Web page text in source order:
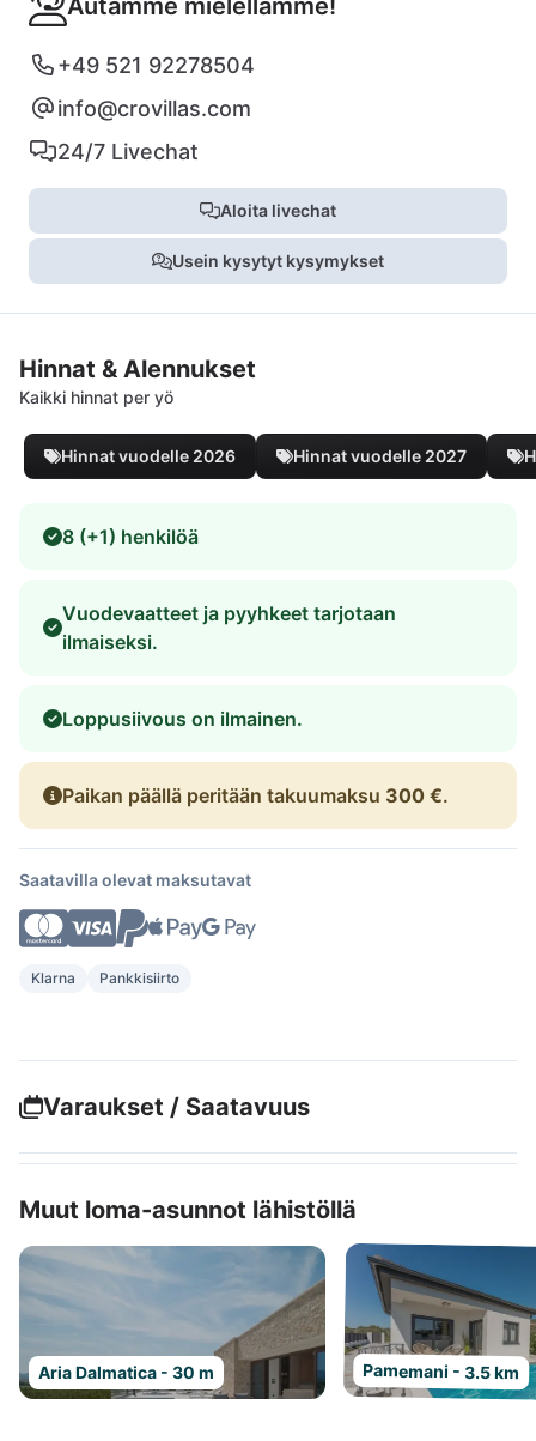
+49 521 92278504
info@crovillas.com
24/7 Livechat
Aloita livechat
Usein kysytyt kysymykset
Hinnat & Alennukset
Kaikki hinnat per yö
Hinnat vuodelle 2026 Hinnat vuodelle 2027
8 (+1) henkilöä
Vuodevaatteet ja pyyhkeet tarjotaan
ilmaiseksi.
Loppusiivous on ilmainen.
Paikan päällä peritään takuumaksu 300 €.
Saatavilla olevat maksutavat
Klarna Pankkisiirto
Varaukset / Saatavuus
Muut loma-asunnot lähistöllä
Aria Dalmatica - 30 m Pamemani - 3.5 km